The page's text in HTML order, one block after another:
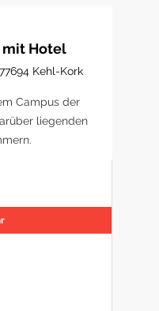
mit Hotel
Kehl-Kork
Campus der
liegenden